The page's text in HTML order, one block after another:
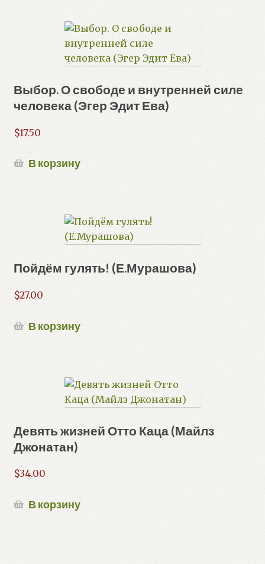
Выбор. О свободе и внутренней силе
человека (Эгер Эдит Ева)
$17.50
В корзину
Пойдём гулять! (Е.Мурашова)
$27.00
В корзину
Девять жизней Отто Каца (Майлз
Джонатан)
$34.00
В корзину